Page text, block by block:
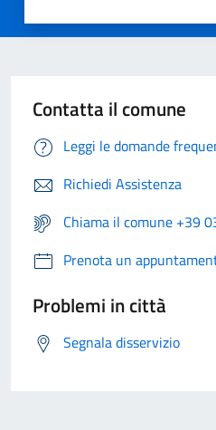
Contatta il comune
Leggi le domande
Richiedi Assistenza
Chiama il comune +39
Prenota un
Problemi in città
Segnala disservizio